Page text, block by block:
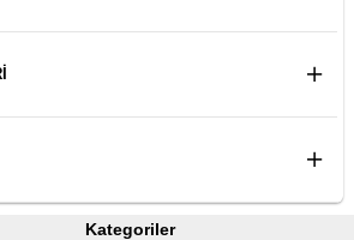
Kategoriler